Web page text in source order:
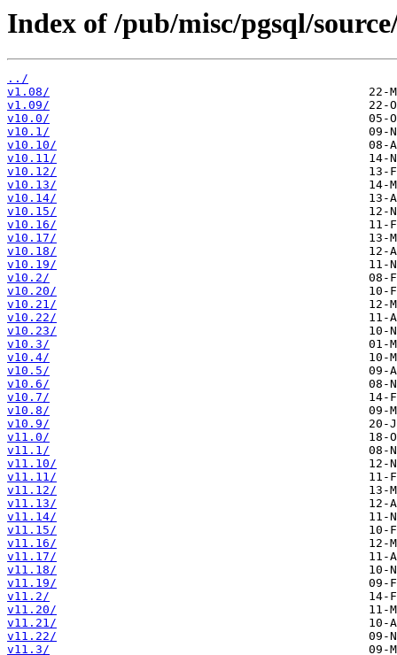
Index of /pub/misc/pgsql/
../
v1.08/
v1.09/
v10.0/
v10.1/
v10.10/
v10.11/
v10.12/
v10.13/
v10.14/
v10.15/
v10.16/
v10.17/
v10.18/
v10.19/
v10.2/
v10.20/
v10.21/
v10.22/
v10.23/
v10.3/
v10.4/
v10.5/
v10.6/
v10.7/
v10.8/
v10.9/
v11.0/
v11.1/
v11.10/
v11.11/
v11.12/
v11.13/
v11.14/
v11.15/
v11.16/
v11.17/
v11.18/
v11.19/
v11.2/
v11.20/
v11.21/
v11.22/
v11.3/